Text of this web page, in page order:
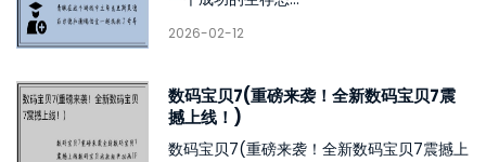
2026-02-12
数码宝贝7(重磅来袭！全新数码宝贝7震
撼上线！)
数码宝贝7(重磅来袭！全新数码宝贝7震撼上